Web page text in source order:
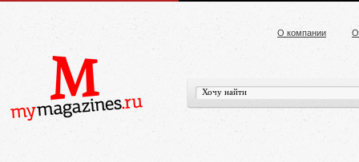
О компании